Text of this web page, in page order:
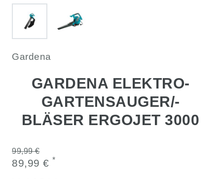
Gardena
GARDENA ELEKTRO-
GARTENSAUGER/-
BLÄSER ERGOJET 3000
99,99 €
89,99 € *